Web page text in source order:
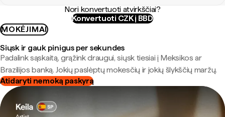
Nori konvertuoti atvirkščiai?
Konvertuoti CZK į BBD
MOKĖJIMAI
Siųsk ir gauk pinigus per sekundes
Padalink sąskaitą, grąžink draugui, siųsk tiesiai į Meksikos ar
Brazilijos banką. Jokių paslėptų mokesčių ir jokių šlykščių maržų.
Atidaryti nemoką paskyrą